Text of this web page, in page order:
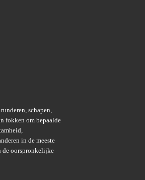
schapen,
fokken om bepaalde
in de meeste
de oorspronkelijke